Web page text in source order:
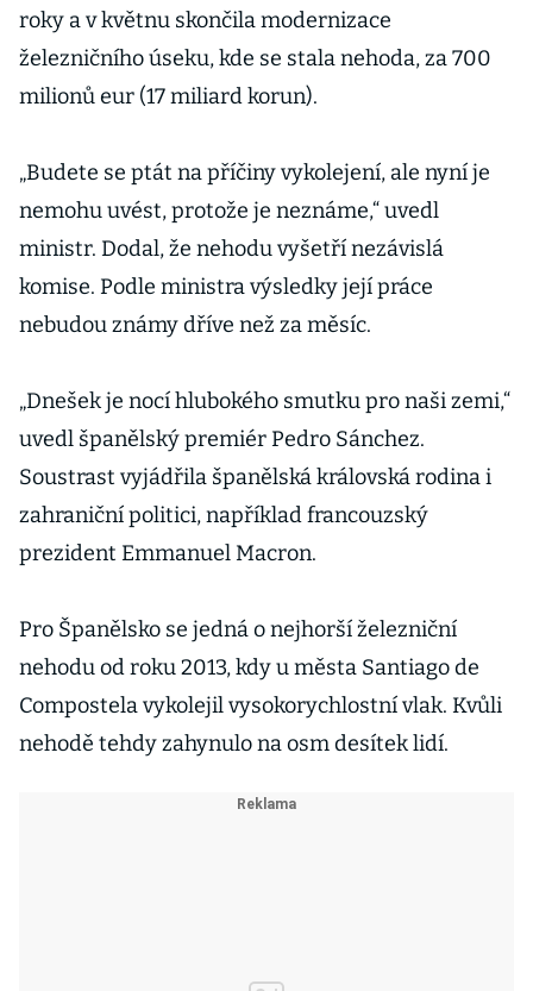
roky a v květnu skončila modernizace
železničního úseku, kde se stala nehoda, za 700
milionů eur (17 miliard korun).
„Budete se ptát na příčiny vykolejení, ale nyní je
nemohu uvést, protože je neznáme,“ uvedl
ministr. Dodal, že nehodu vyšetří nezávislá
komise. Podle ministra výsledky její práce
nebudou známy dříve než za měsíc.
„Dnešek je nocí hlubokého smutku pro naši zemi,“
uvedl španělský premiér Pedro Sánchez.
Soustrast vyjádřila španělská královská rodina i
zahraniční politici, například francouzský
prezident Emmanuel Macron.
Pro Španělsko se jedná o nejhorší železniční
nehodu od roku 2013, kdy u města Santiago de
Compostela vykolejil vysokorychlostní vlak. Kvůli
nehodě tehdy zahynulo na osm desítek lidí.